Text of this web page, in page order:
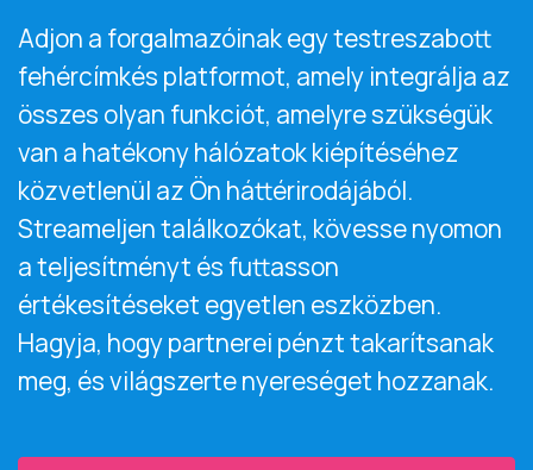
Adjon a forgalmazóinak egy testreszabott
fehércímkés platformot, amely integrálja az
összes olyan funkciót, amelyre szükségük
van a hatékony hálózatok kiépítéséhez
közvetlenül az Ön háttérirodájából.
Streameljen találkozókat, kövesse nyomon
a teljesítményt és futtasson
értékesítéseket egyetlen eszközben.
Hagyja, hogy partnerei pénzt takarítsanak
meg, és világszerte nyereséget hozzanak.